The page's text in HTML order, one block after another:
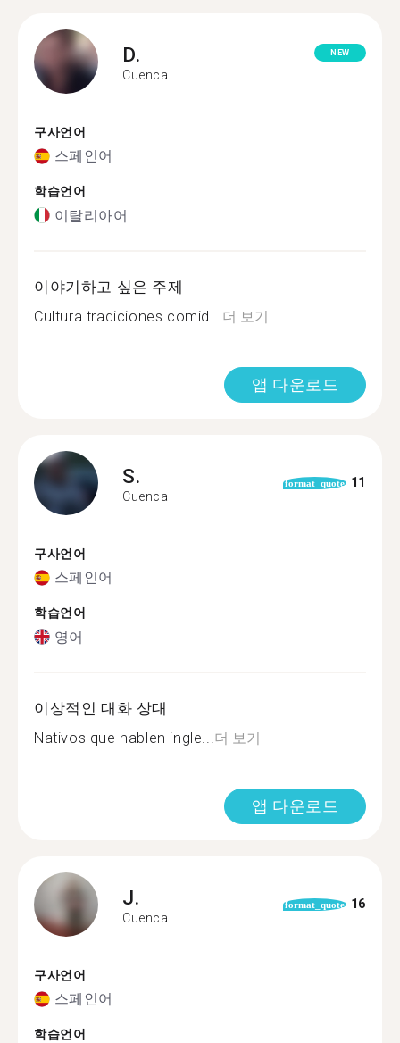
D.
Cuenca
NEW
구사언어
스페인어
학습언어
이탈리아어
이야기하고 싶은 주제
Cultura tradiciones comid... 더 보기
앱 다운로드
S.
Cuenca
format_quote 11
구사언어
스페인어
학습언어
영어
이상적인 대화 상대
Nativos que hablen ingle... 더 보기
앱 다운로드
J.
Cuenca
format_quote 16
구사언어
스페인어
학습언어